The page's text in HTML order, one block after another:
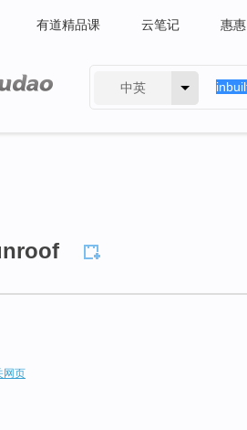
有道精品课 云笔记 惠惠
中英
网页